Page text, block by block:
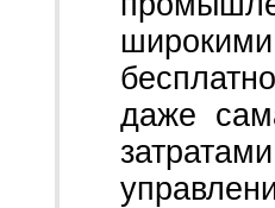
даже